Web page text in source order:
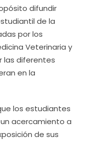
difundir
de la
por los
Veterinaria y
las diferentes
en la
los estudiantes
acercamiento a
de sus